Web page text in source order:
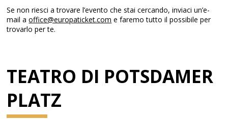
Se non riesci a trovare l’evento che stai cercando, inviaci un’e-
mail aoffice@europaticket.com e faremo tutto il possibile per
trovarlo per te.
TEATRO DI POTSDAMER
PLATZ